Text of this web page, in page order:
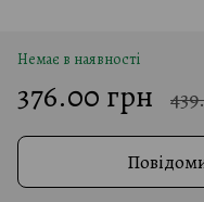
Немає в наявності
376.00 грн